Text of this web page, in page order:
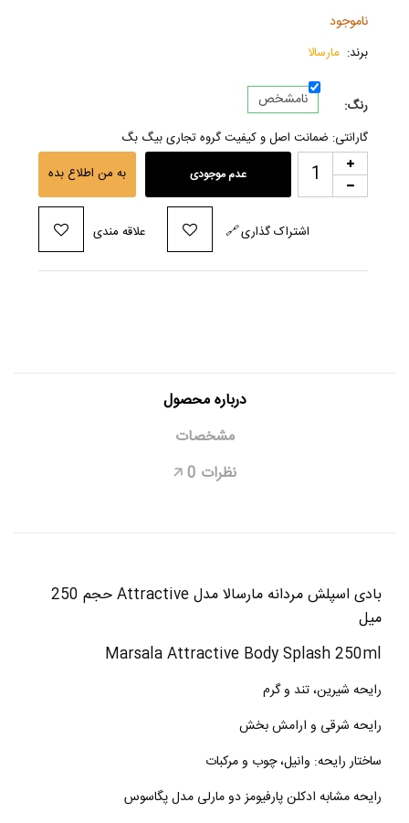
ناموجود
برند: مارسالا
رنگ: نامشخص
گارانتی: ضمانت اصل و کیفیت گروه تجاری بیگ بگ
عدم موجودی به من اطلاع بده
علاقه مندی 🔗اشتراک گذاری
درباره محصول
مشخصات
نظرات 0
🡥
بادی اسپلش مردانه مارسالا مدل Attractive حجم 250
میل
Marsala Attractive Body Splash 250ml
رایحه شیرین، تند و گرم
رایحه شرقی و ارامش بخش
ساختار رایحه: وانیل، چوب و مرکبات
رایحه مشابه ادکلن پارفیومز دو مارلی مدل پگاسوس